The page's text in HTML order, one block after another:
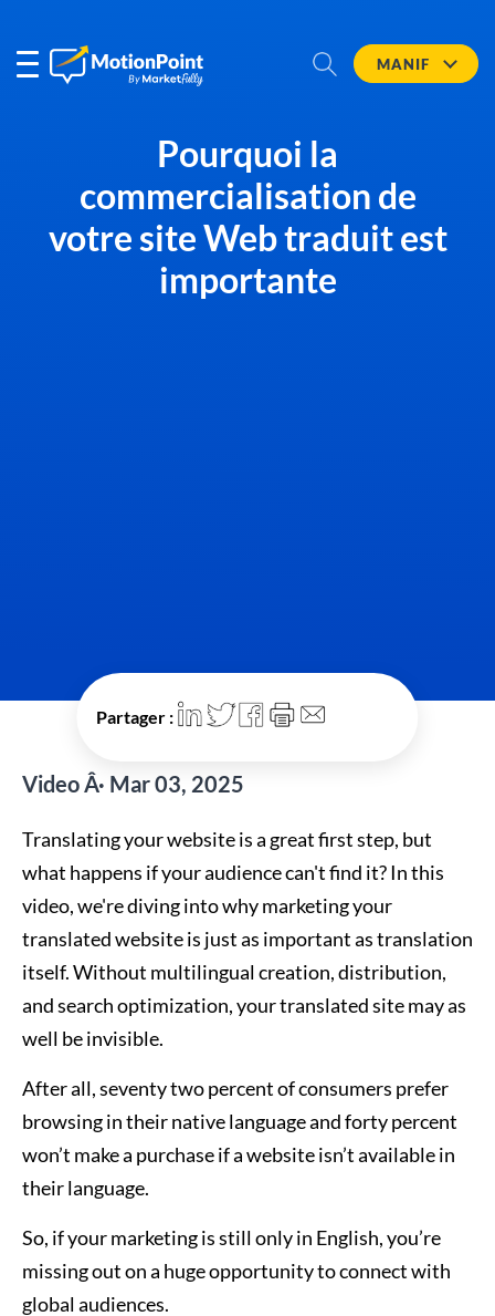
MANIF
Pourquoi la
commercialisation de
votre site Web traduit est
importante
Partager :
Video Â· Mar 03, 2025
Translating your website is a great first step, but
what happens if your audience can't find it? In this
video, we're diving into why marketing your
translated website is just as important as translation
itself. Without multilingual creation, distribution,
and search optimization, your translated site may as
well be invisible.
After all, seventy two percent of consumers prefer
browsing in their native language and forty percent
won’t make a purchase if a website isn’t available in
their language.
So, if your marketing is still only in English, you’re
missing out on a huge opportunity to connect with
global audiences.